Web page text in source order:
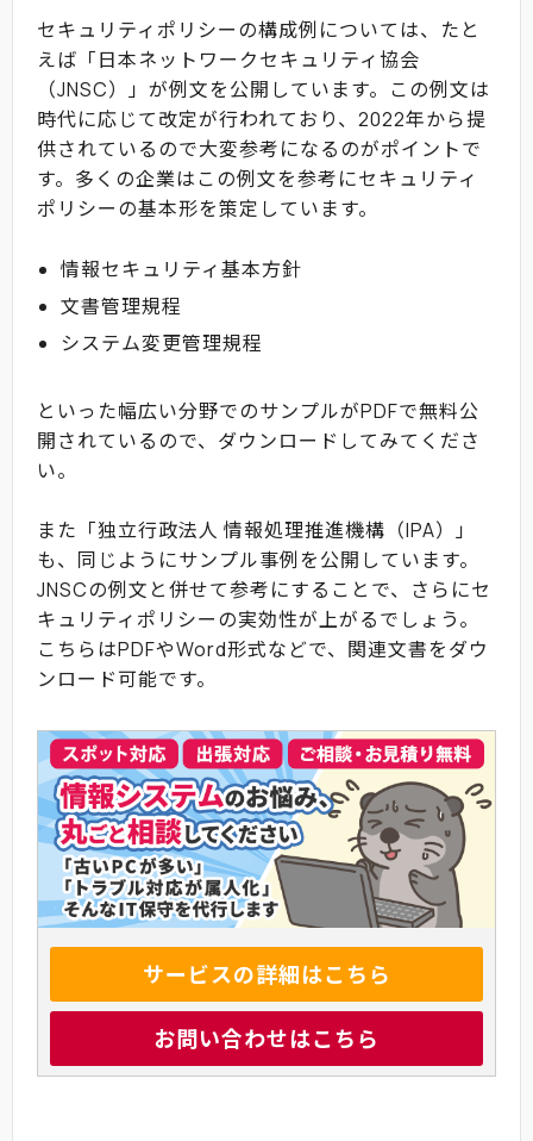
セキュリティポリシーの構成例については、たと
えば「日本ネットワークセキュリティ協会
（JNSC）」が例文を公開しています。この例文は
時代に応じて改定が行われており、2022年から提
供されているので大変参考になるのがポイントで
す。多くの企業はこの例文を参考にセキュリティ
ポリシーの基本形を策定しています。
情報セキュリティ基本方針
文書管理規程
システム変更管理規程
といった幅広い分野でのサンプルがPDFで無料公
開されているので、ダウンロードしてみてくださ
い。
また「独立行政法人 情報処理推進機構（IPA）」
も、同じようにサンプル事例を公開しています。
JNSCの例文と併せて参考にすることで、さらにセ
キュリティポリシーの実効性が上がるでしょう。
こちらはPDFやWord形式などで、関連文書をダウ
ンロード可能です。
サービスの詳細はこちら
お問い合わせはこちら